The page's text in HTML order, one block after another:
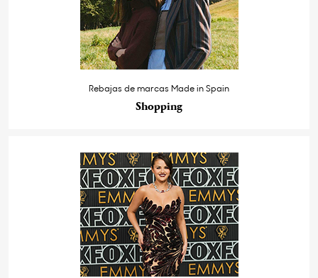
Rebajas de marcas Made in Spain
Shopping